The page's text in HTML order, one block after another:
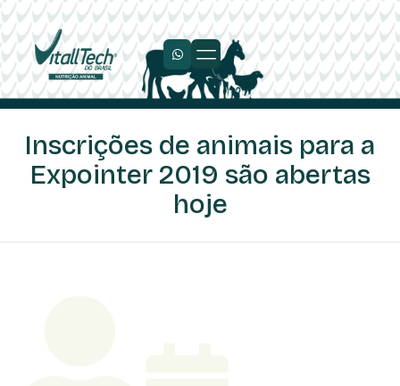
Inscrições de animais para a
Expointer 2019 são abertas
hoje